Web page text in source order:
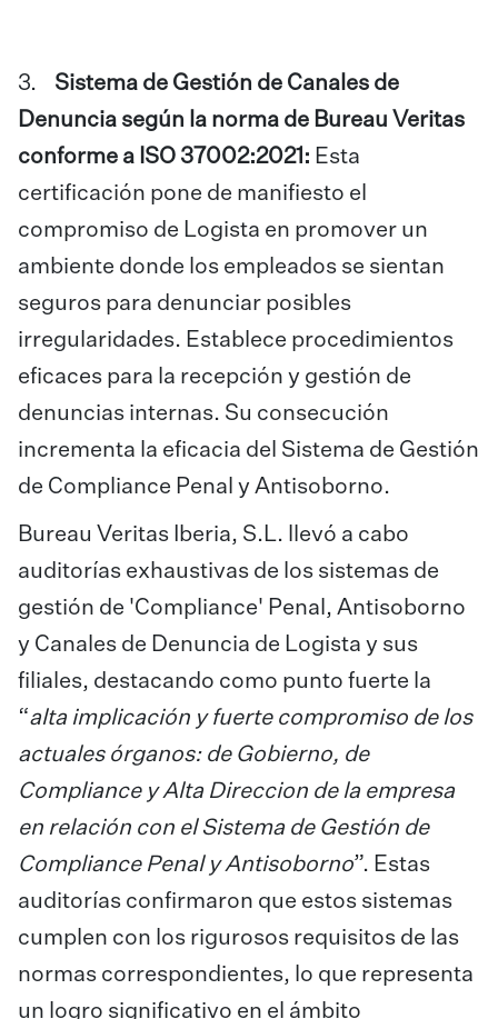
3. Sistema de Gestión de Canales de
Denuncia según la norma de Bureau Veritas
conforme a ISO 37002:2021: Esta
certificación pone de manifiesto el
compromiso de Logista en promover un
ambiente donde los empleados se sientan
seguros para denunciar posibles
irregularidades. Establece procedimientos
eficaces para la recepción y gestión de
denuncias internas. Su consecución
incrementa la eficacia del Sistema de Gestión
de Compliance Penal y Antisoborno.
Bureau Veritas Iberia, S.L. llevó a cabo
auditorías exhaustivas de los sistemas de
gestión de 'Compliance' Penal, Antisoborno
y Canales de Denuncia de Logista y sus
filiales, destacando como punto fuerte la
“alta implicación y fuerte compromiso de los
actuales órganos: de Gobierno, de
Compliance y Alta Direccion de la empresa
en relación con el Sistema de Gestión de
Compliance Penal y Antisoborno”. Estas
auditorías confirmaron que estos sistemas
cumplen con los rigurosos requisitos de las
normas correspondientes, lo que representa
un logro significativo en el ámbito